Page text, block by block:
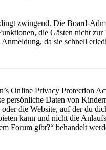
zwingend. Die Board-
die Gästen nicht
da sie schnell
Online Privacy Protection
persönliche Daten von
die Website, auf der du
kann und nicht die
Forum gibt?“ behandelt